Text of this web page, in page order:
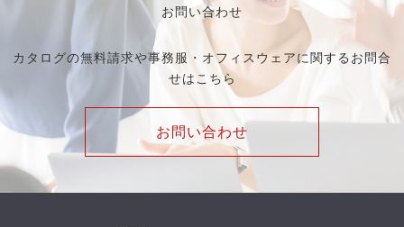
お問い合わせ
カタログの無料請求や事務服・オフィスウェアに関するお問合
せはこちら
お問い合わせ